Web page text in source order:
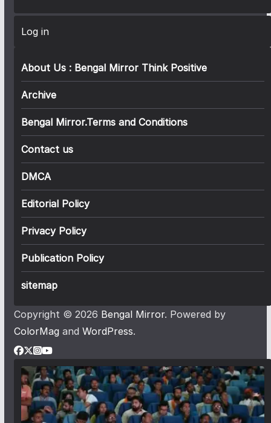
Log in
About Us : Bengal Mirror Think Positive
Archive
Bengal Mirror.Terms and Conditions
Contact us
DMCA
Editorial Policy
Privacy Policy
Publication Policy
sitemap
Copyright © 2026 Bengal Mirror. Powered by
ColorMag and WordPress.